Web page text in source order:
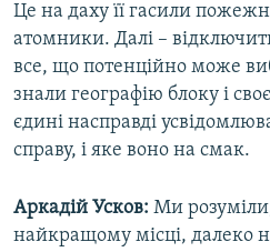
Це на даху її гасили
атомники. Далі –
все, що потенційно може
знали географію блоку і
єдині насправді
справу, і яке воно на смак.
Аркадій Усков: Ми
найкращому місці, далеко